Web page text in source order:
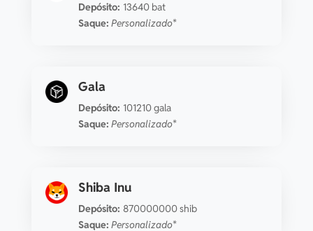
Depósito: 13640 bat
Saque: Personalizado*
Gala
Depósito: 101210 gala
Saque: Personalizado*
Shiba Inu
Depósito: 870000000 shib
Saque: Personalizado*